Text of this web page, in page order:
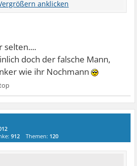
das ist Dir gegenüber sehr
nicht.
abhängig von einem Mann. Sei
auf Deinem Weg,
selten....
doch der falsche Mann,
wie ihr Nochmann
912 Themen: 120